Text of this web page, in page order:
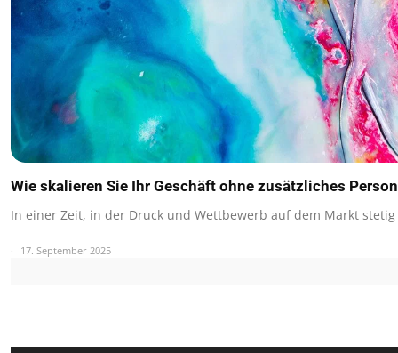
Wie skalieren Sie Ihr Geschäft ohne zusätzliches
In einer Zeit, in der Druck und Wettbewerb auf dem Markt
17. September 2025